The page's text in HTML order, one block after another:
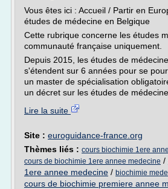
Vous êtes ici : Accueil / Partir en
études de médecine en Belgique
Cette rubrique concerne les études
communauté française uniquement.
Depuis 2015, les études de
s'étendent sur 6 années pour se
un master de spécialisation
un décret sur les études de médecine
Lire la suite
Site : euroguidance-france.org
Thèmes liés : cours biochimie 1ere
cours de biochimie 1ere annee medecine /
1ere annee medecine / biochimie
cours de biochimie premiere annee